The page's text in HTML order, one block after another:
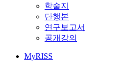
학술지
단행본
연구보고서
공개강의
MyRISS